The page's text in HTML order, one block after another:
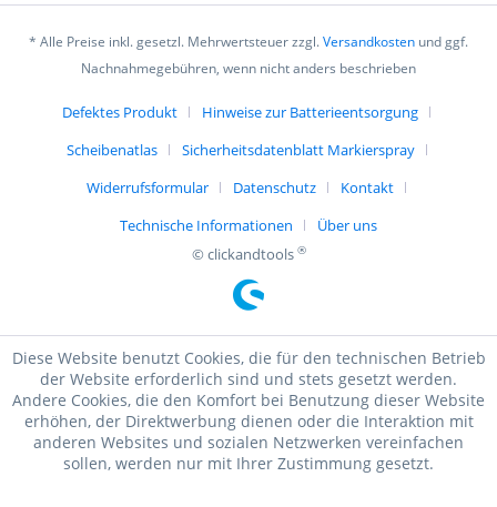
* Alle Preise inkl. gesetzl. Mehrwertsteuer zzgl.Versandkosten und ggf.
Nachnahmegebühren, wenn nicht anders beschrieben
Defektes Produkt
Hinweise zur Batterieentsorgung
Scheibenatlas
Sicherheitsdatenblatt Markierspray
Widerrufsformular
Datenschutz
Kontakt
Technische Informationen
Über uns
© clickandtools ®
Diese Website benutzt Cookies, die für den technischen Betrieb
der Website erforderlich sind und stets gesetzt werden.
Andere Cookies, die den Komfort bei Benutzung dieser Website
erhöhen, der Direktwerbung dienen oder die Interaktion mit
anderen Websites und sozialen Netzwerken vereinfachen
sollen, werden nur mit Ihrer Zustimmung gesetzt.